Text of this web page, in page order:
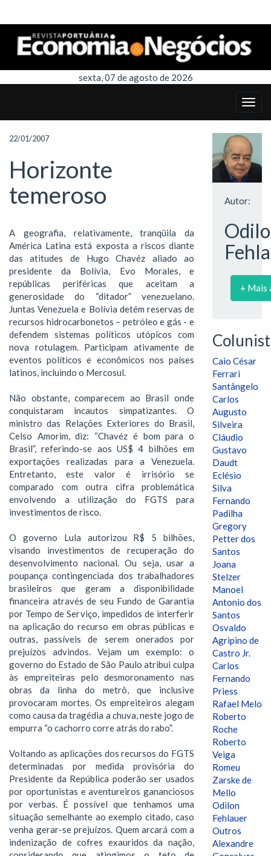
sexta, 07 de agosto de 2026
22/01/2007
Horizonte
temeroso
A geografia, relativamente, tranqüila da
América Latina está exposta a riscos diante
das atitudes de Hugo Chavéz aliado ao
presidente da Bolívia, Evo Morales, e
repúblicas periféricas que aceitam a
generosidade do “ditador” venezuelano.
Juntas Venezuela e Bolívia detém reservas de
recursos hidrocarbonetos – petróleo e gás - e
defendem sistemas políticos utópicos com
nova rotulagem. Participam ativamente de
eventos políticos e econômicos nos países
latinos, incluindo o Mercosul.
Não obstante, comparecem ao Brasil onde
conquistaram incautos simpatizantes. O
ministro das Relações Exteriores do Brasil,
Celso Amorim, diz: “Chavéz é bom para o
Brasil”, referindo-se aos US$ 4 bilhões em
exportações realizadas para a Venezuela.
Entretanto, este valor é irrisório se
comparado com outra cifra problemática
envolvendo a utilização do FGTS para
investimentos de risco.
O governo Lula autorizou R$ 5 bilhões,
visando investimentos de recuperação do
desenvolvimento nacional. Ou seja, usar a
poupança contingenciada dos trabalhadores
brasileiros que geram a disponibilidade
financeira através de seu Fundo de Garantia
por Tempo de Serviço, impedidos de interferir
na aplicação do recurso em obras públicas e
outras, passíveis de serem onerados por
prejuízos advindos. Vejam um exemplo: o
governo do Estado de São Paulo atribui culpa
às empreiteiras pelo desmoronamento nas
obras da linha do metrô, que inclusive
provocaram mortes. Os empreiteiros alegam
como causa da tragédia a chuva, neste jogo de
empurra “o cachorro corre atrás do rabo”.
Voltando as aplicações dos recursos do FGTS
determinadas por medida provisória do
Presidente da República poderão ser usados
por oportunistas e aventureiros gananciosos
por verbas. É possível que tenhamos uma
situação semelhante ao exemplo citado, caso
venha gerar-se prejuízos. Quem arcará com a
indenização de cofres exauridos da nação,
Autor:
+ Mais
Caio César
Ferrari
Santângelo
Carlos
Augusto
Silveira
Cláudio
Gustavo
Daudt
Eclésio
Silva
Fernando
Padilha
Gregory
Petter dos
Santos
Joana
Stelzer
Manoel
Antonio dos
Santos
Osvaldo
Agripino de
Castro Jr.
Carlos
Fernando
Priess
Rafael Melo
Roberto
Roche
Roberto
Veiga
Romeu
Zarske de
Mello
Odilon
Fehlauer
Outros
Alexandre